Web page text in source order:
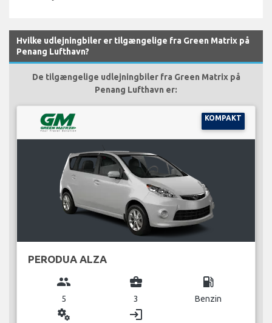
Hvilke udlejningbiler er tilgængelige fra Green Matrix på
Penang Lufthavn?
De tilgængelige udlejningbiler fra Green Matrix på
Penang Lufthavn er:
KOMPAKT
PERODUA ALZA
group
5
business_center
3
local_gas_station
Benzin
miscellaneous_services login